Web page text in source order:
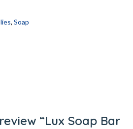
, Soap
“Lux Soap Bar